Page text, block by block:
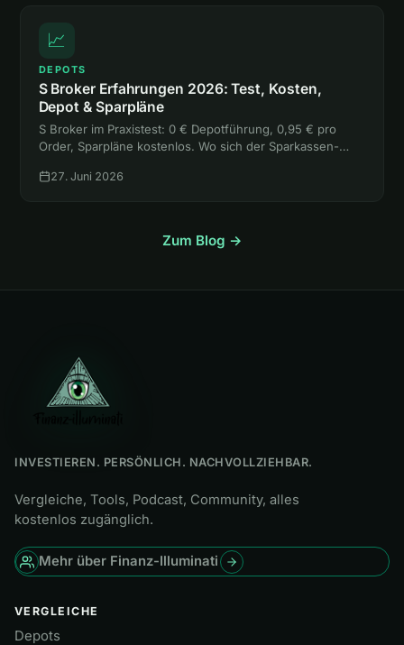
📈
DEPOTS
S Broker Erfahrungen 2026: Test, Kosten,
Depot & Sparpläne
S Broker im Praxistest: 0 € Depotführung, 0,95 € pro
Order, Sparpläne kostenlos. Wo sich der Sparkassen-
und für wen er passt.
27. Juni 2026
Zum Blog →
INVESTIEREN. PERSÖNLICH. NACHVOLLZIEHBAR.
Vergleiche, Tools, Podcast, Community, alles
kostenlos zugänglich.
Mehr über Finanz-Illuminati
VERGLEICHE
Depots